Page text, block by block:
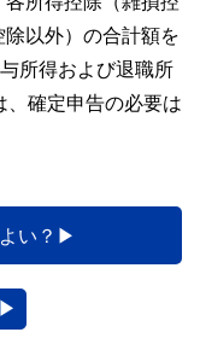
以外）の合計額を
所得および退職所
、確定申告の必要は
い？
▶